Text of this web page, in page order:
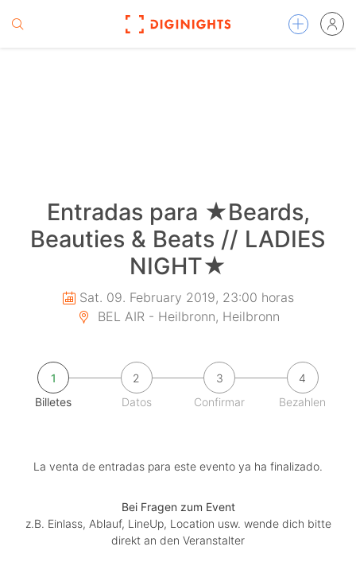
Entradas para ★Beards,
Beauties & Beats // LADIES
NIGHT★
Sat. 09. February 2019, 23:00 horas
BEL AIR - Heilbronn, Heilbronn
1
Billetes
2
Datos
3
Confirmar
4
Bezahlen
La venta de entradas para este evento ya ha finalizado.
Bei Fragen zum Event
z.B. Einlass, Ablauf, LineUp, Location usw. wende dich bitte
direkt an den Veranstalter